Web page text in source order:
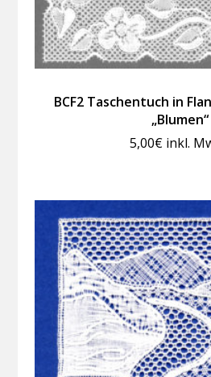
BCF2 Taschentuch in
„Blumen“
5,00€ inkl.